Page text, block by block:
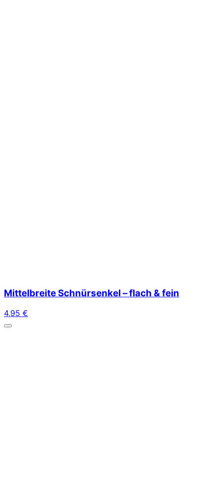
Mittelbreite Schnürsenkel – flach & fein
4,95 €